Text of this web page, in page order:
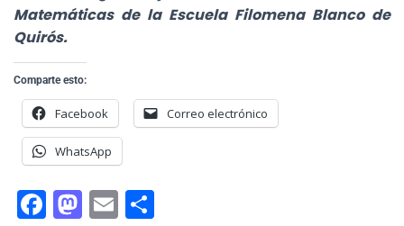
Matemáticas de la Escuela Filomena Blanco de
Quirós.
Comparte esto:
Facebook Correo electrónico
WhatsApp
F M E